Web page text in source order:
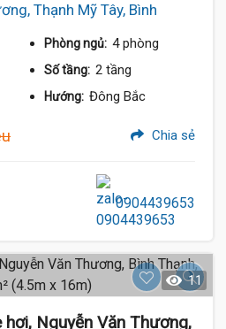
Thạnh Mỹ Tây, Bình
Phòng ngủ: 4 phòng
Số tầng: 2 tầng
Hướng: Đông Bắc
Chia sẻ
0904439653
11
hơi, Nguyễn Văn Thương,